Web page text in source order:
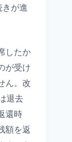
きが進
したか
が受け
ん。改
退去
還時
額を返